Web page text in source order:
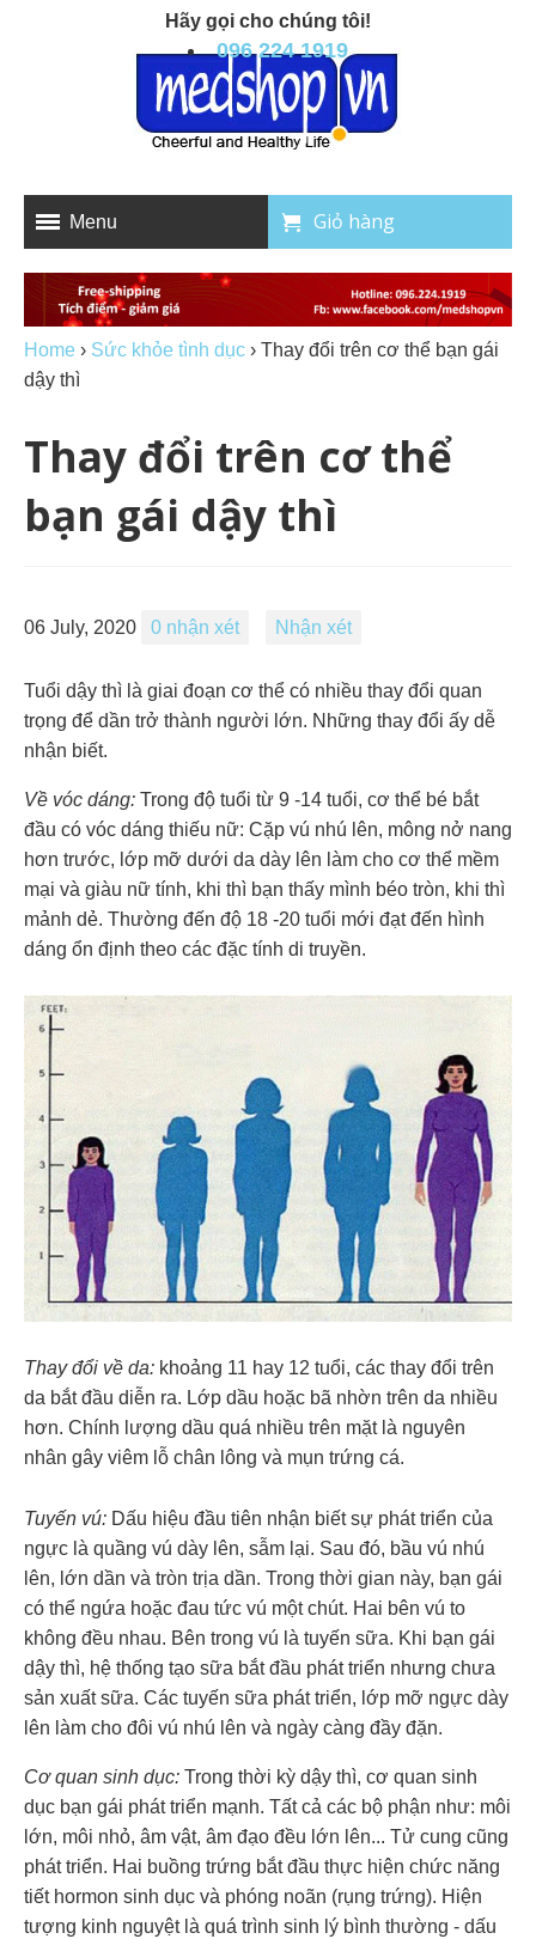
Menu Giỏ hàng
Hãy gọi cho chúng tôi!
096 224 1919
Home › Sức khỏe tình dục › Thay đổi trên cơ thể bạn gái
dậy thì
Thay đổi trên cơ thể
bạn gái dậy thì
06 July, 2020 0 nhận xét Nhận xét
Tuổi dậy thì là giai đoạn cơ thể có nhiều thay đổi quan
trọng để dần trở thành người lớn. Những thay đổi ấy dễ
nhận biết.
Về vóc dáng: Trong độ tuổi từ 9 -14 tuổi, cơ thể bé bắt
đầu có vóc dáng thiếu nữ: Cặp vú nhú lên, mông nở nang
hơn trước, lớp mỡ dưới da dày lên làm cho cơ thể mềm
mại và giàu nữ tính, khi thì bạn thấy mình béo tròn, khi thì
mảnh dẻ. Thường đến độ 18 -20 tuổi mới đạt đến hình
dáng ổn định theo các đặc tính di truyền.
Thay đổi về da: khoảng 11 hay 12 tuổi, các thay đổi trên
da bắt đầu diễn ra. Lớp dầu hoặc bã nhờn trên da nhiều
hơn. Chính lượng dầu quá nhiều trên mặt là nguyên
nhân gây viêm lỗ chân lông và mụn trứng cá.
Tuyến vú: Dấu hiệu đầu tiên nhận biết sự phát triển của
ngực là quầng vú dày lên, sẫm lại. Sau đó, bầu vú nhú
lên, lớn dần và tròn trịa dần. Trong thời gian này, bạn gái
có thể ngứa hoặc đau tức vú một chút. Hai bên vú to
không đều nhau. Bên trong vú là tuyến sữa. Khi bạn gái
dậy thì, hệ thống tạo sữa bắt đầu phát triển nhưng chưa
sản xuất sữa. Các tuyến sữa phát triển, lớp mỡ ngực dày
lên làm cho đôi vú nhú lên và ngày càng đầy đặn.
Cơ quan sinh dục: Trong thời kỳ dậy thì, cơ quan sinh
dục bạn gái phát triển mạnh. Tất cả các bộ phận như: môi
lớn, môi nhỏ, âm vật, âm đạo đều lớn lên... Tử cung cũng
phát triển. Hai buồng trứng bắt đầu thực hiện chức năng
tiết hormon sinh dục và phóng noãn (rụng trứng). Hiện
tượng kinh nguyệt là quá trình sinh lý bình thường - dấu